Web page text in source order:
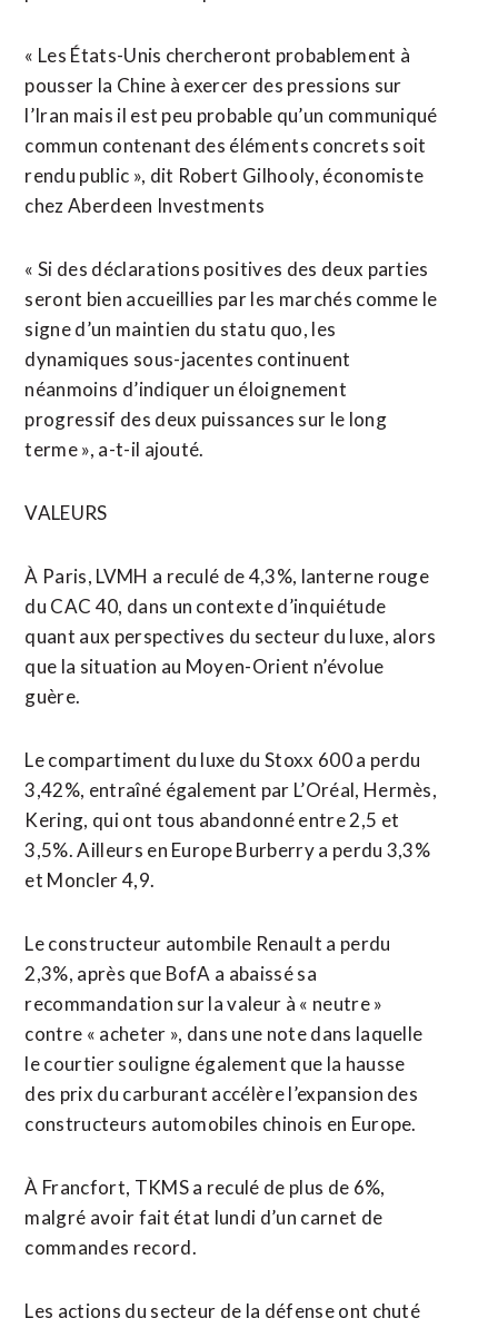
« Les États-Unis chercheront probablement à
pousser la Chine à exercer des pressions sur
l’Iran mais il est peu probable qu’un communiqué
commun ⁠contenant des éléments concrets soit
rendu public », dit Robert Gilhooly, économiste
chez Aberdeen Investments
« Si des déclarations positives des deux parties
seront bien accueillies par les marchés comme le
signe d’un maintien du statu quo, les
dynamiques sous-jacentes continuent
néanmoins ⁠d’indiquer un éloignement
progressif des deux puissances sur le long
terme », a-t-il ajouté.
VALEURS
À Paris, LVMH a reculé de 4,3%, lanterne rouge
du CAC 40, dans un contexte d’inquiétude
quant aux perspectives du secteur du luxe, alors
que la situation au Moyen-Orient n’évolue
guère.
Le compartiment du luxe du Stoxx 600 a perdu
3,42%, entraîné également par L’Oréal, Hermès,
Kering, qui ont tous abandonné entre 2,5 et
3,5%. Ailleurs en Europe Burberry a perdu 3,3%
et Moncler 4,9.
Le constructeur autombile Renault a perdu
2,3%, après que BofA a abaissé sa
recommandation sur la valeur à « neutre »
contre « acheter », dans une note dans laquelle
le courtier souligne également que la hausse
des prix du carburant accélère l’expansion des
constructeurs ⁠automobiles chinois ‌en Europe.
À Francfort, TKMS a reculé de plus de 6%,
malgré avoir fait état lundi d’un carnet de
commandes record.
Les actions du secteur de la défense ont chuté